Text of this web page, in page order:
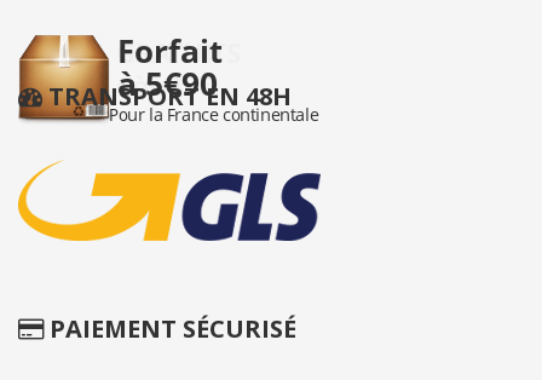
TRANSPORT EN 48H
PAIEMENT SÉCURISÉ